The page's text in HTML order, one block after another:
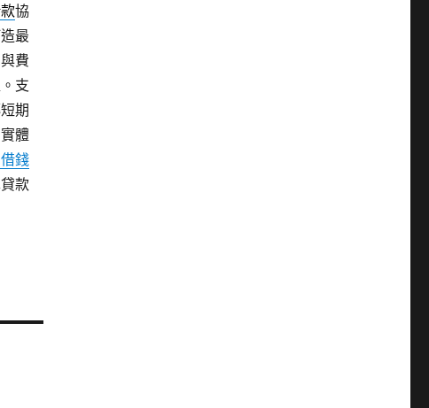
協
最
費
支
期
體
錢
款